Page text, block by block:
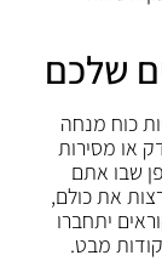
כוח מנחה
או מסירות
שבו אתם
את כולם,
יתחברו
מבט.